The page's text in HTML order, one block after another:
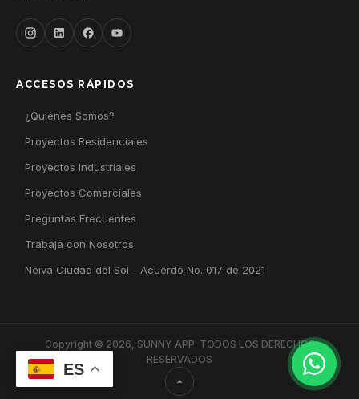
ACCESOS RÁPIDOS
¿Quiénes Somos?
Proyectos Residenciales
Proyectos Industriales
Proyectos Comerciales
Preguntas Frecuentes
Trabaja con Nosotros
Neiva Ciudad del Sol - Acuerdo No. 017 de 2021
Copyright © 2026, SUNNY APP. TODOS LOS DERECHOS
RESERVADOS
ES